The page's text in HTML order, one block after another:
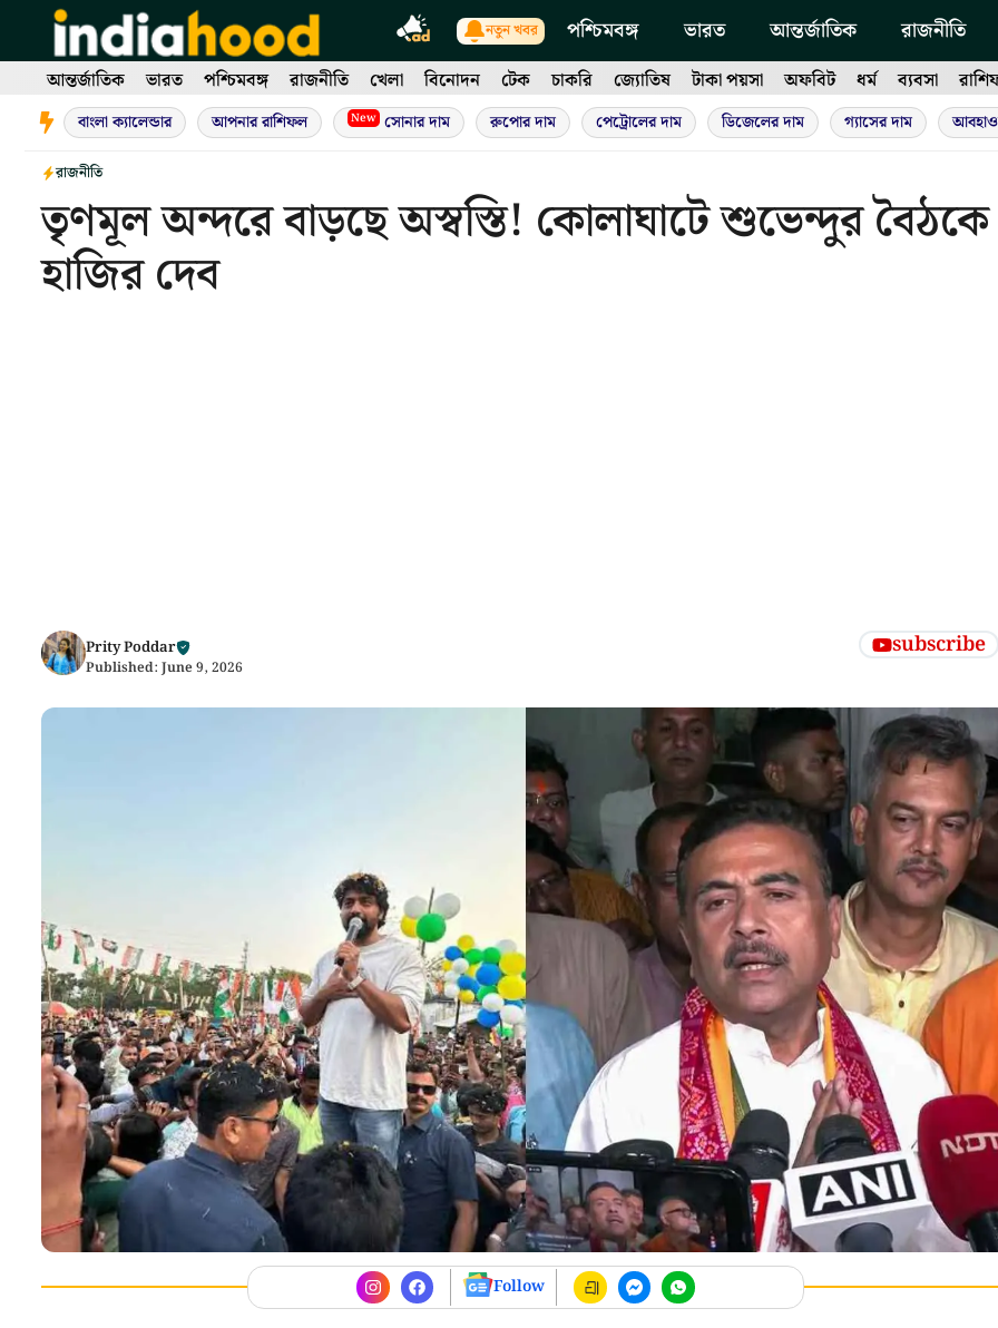
content
নতুন খবর পশ্চিমবঙ্গ ভারত আন্তর্জাতিক রাজনীতি
আন্তর্জাতিক ভারত পশ্চিমবঙ্গ রাজনীতি খেলা বিনোদন টেক চাকরি জ্যোতিষ টাকা পয়সা অফবিট ধর্ম ব্যবসা
বাংলা ক্যালেন্ডার আপনার রাশিফল New সোনার দাম রুপোর দাম পেট্রোলের দাম ডিজেলের দাম গ্যাসের দাম
রাজনীতি
তৃণমূল অন্দরে বাড়ছে অস্বস্তি! কোলাঘাটে শুভেন্দুর বৈঠকে
হাজির দেব
Prity Poddar
Published: June 9, 2026
subscribe
Follow